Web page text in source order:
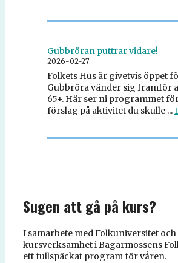
Gubbröran puttrar vidare!
2026-02-27
Folkets Hus är givetvis öppet
Gubbröra vänder sig framför
65+. Här ser ni programmet
förslag på aktivitet du skulle ...
Sugen att gå på kurs?
I samarbete med Folkuniversitet och
kursverksamhet i Bagarmossens
ett fullspäckat program för våren.